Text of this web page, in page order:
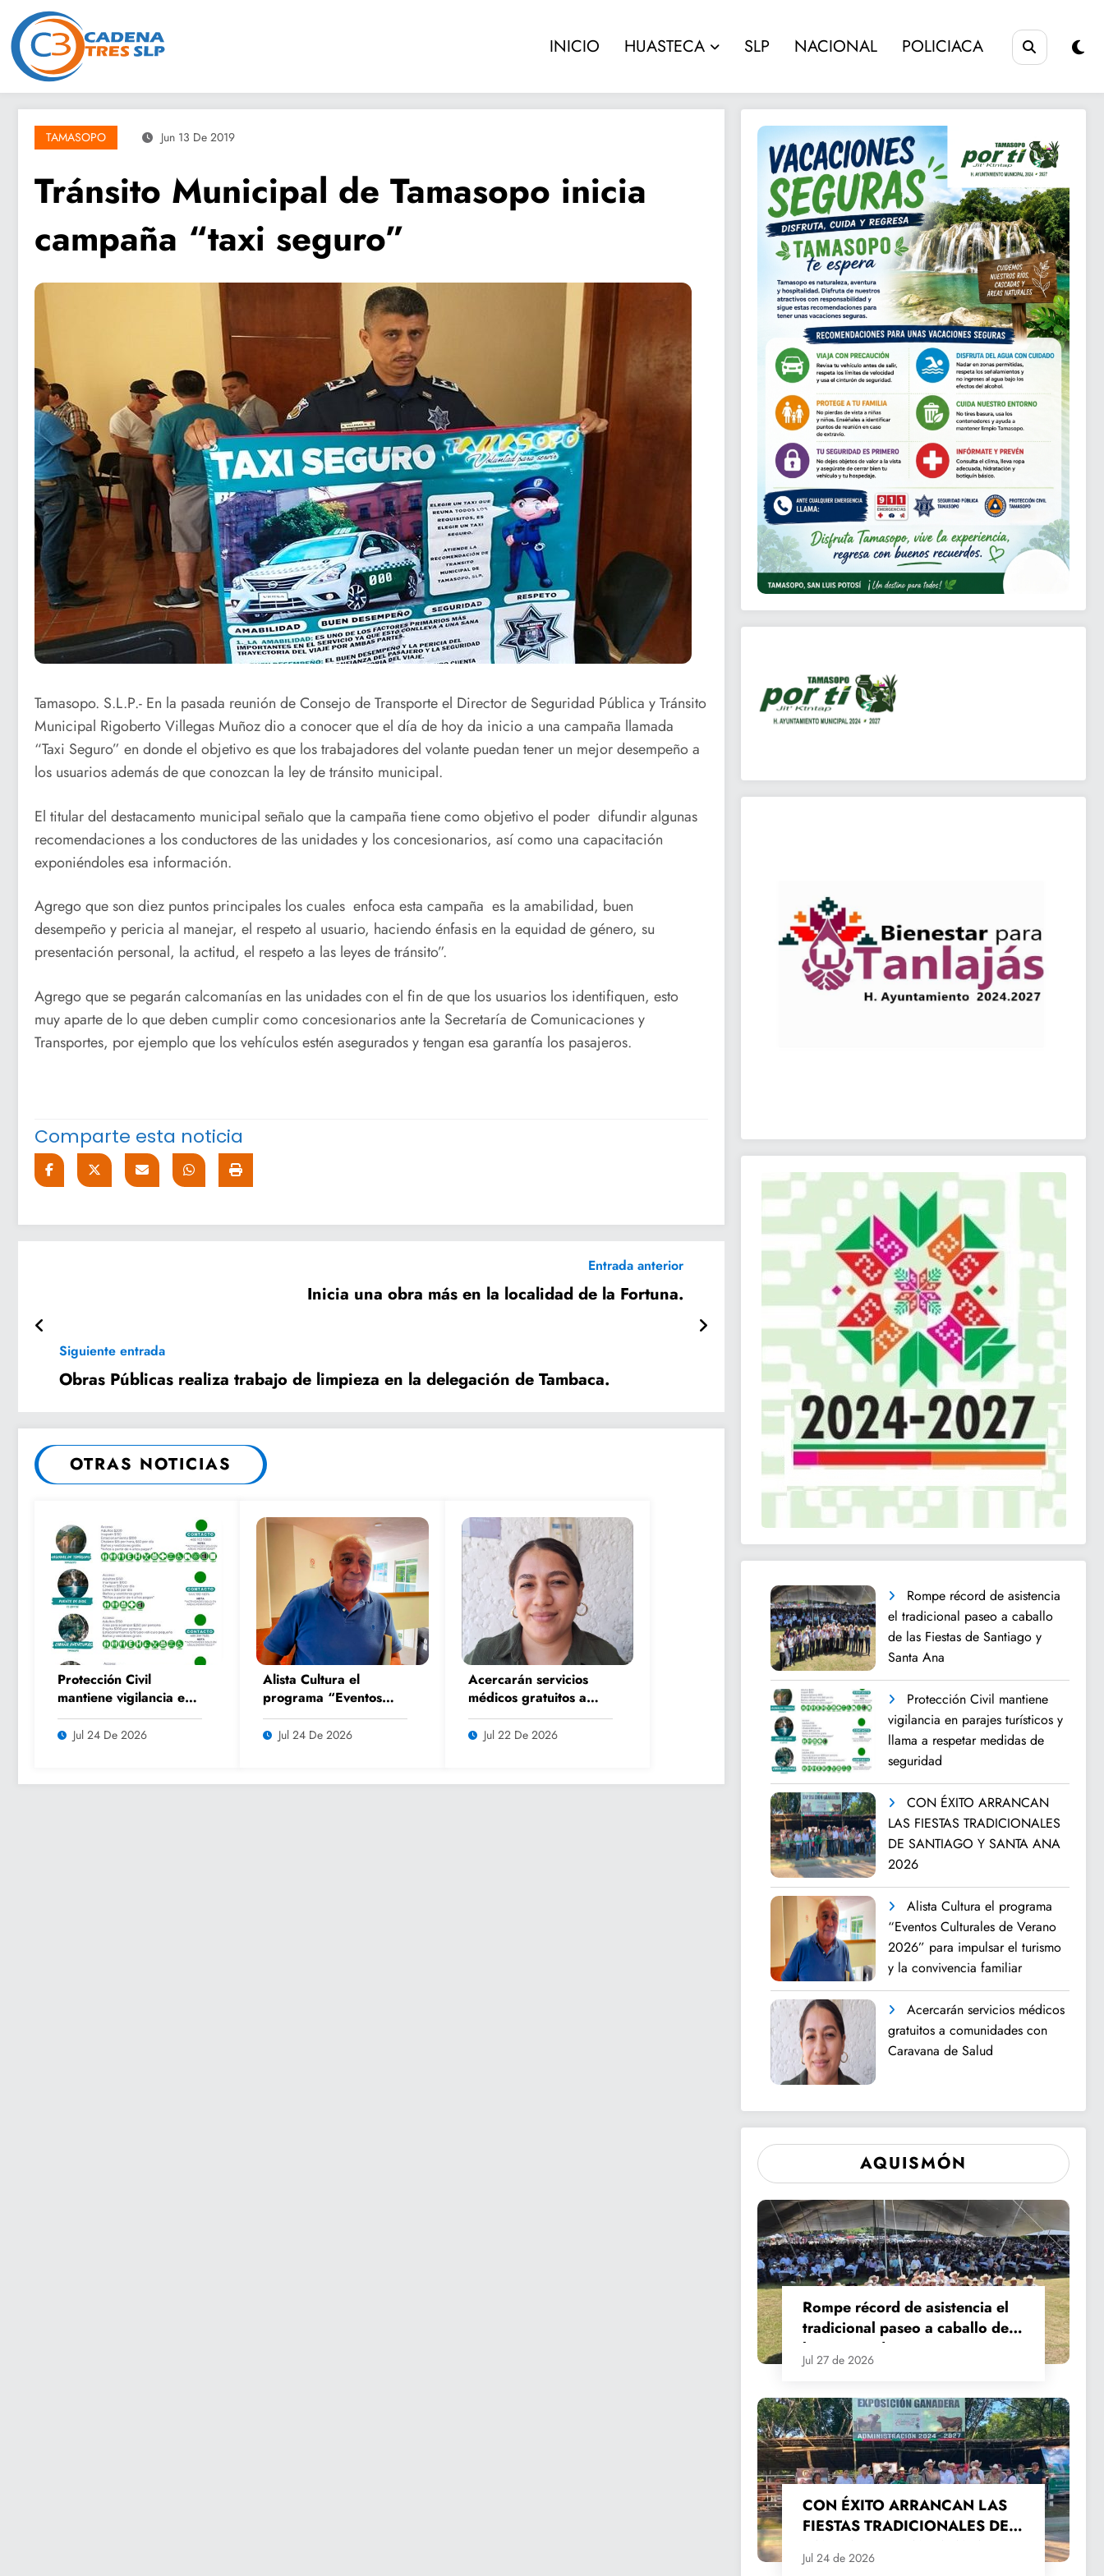
contenido
INICIO HUASTECA SLP NACIONAL POLICIACA
TAMASOPO Jun 13 De 2019
Tránsito Municipal de Tamasopo inicia
campaña “taxi seguro”
Tamasopo. S.L.P.- En la pasada reunión de Consejo de Transporte el Director de Seguridad Pública y Tránsito
Municipal Rigoberto Villegas Muñoz dio a conocer que el día de hoy da inicio a una campaña llamada
“Taxi Seguro” en donde el objetivo es que los trabajadores del volante puedan tener un mejor desempeño a
los usuarios además de que conozcan la ley de tránsito municipal.
El titular del destacamento municipal señalo que la campaña tiene como objetivo el poder difundir algunas
recomendaciones a los conductores de las unidades y los concesionarios, así como una capacitación
exponiéndoles esa información.
Agrego que son diez puntos principales los cuales enfoca esta campaña es la amabilidad, buen
desempeño y pericia al manejar, el respeto al usuario, haciendo énfasis en la equidad de género, su
presentación personal, la actitud, el respeto a las leyes de tránsito”.
Agrego que se pegarán calcomanías en las unidades con el fin de que los usuarios los identifiquen, esto
muy aparte de lo que deben cumplir como concesionarios ante la Secretaría de Comunicaciones y
Transportes, por ejemplo que los vehículos estén asegurados y tengan esa garantía los pasajeros.
Comparte esta noticia
Entrada anterior
Inicia una obra más en la localidad de la Fortuna.
Siguiente entrada
Obras Públicas realiza trabajo de limpieza en la delegación de Tambaca.
OTRAS NOTICIAS
Protección Civil
mantiene vigilancia en
parajes turísticos y
llama a respetar
Jul 24 De 2026
Alista Cultura el
programa “Eventos
Culturales de Verano
2026” para impulsar
Jul 24 De 2026
Acercarán servicios
médicos gratuitos a
comunidades con
Caravana de Salud
Jul 22 De 2026
Rompe récord de asistencia
el tradicional paseo a caballo
de las Fiestas de Santiago y
Santa Ana
Protección Civil mantiene
vigilancia en parajes turísticos y
llama a respetar medidas de
seguridad
CON ÉXITO ARRANCAN
LAS FIESTAS TRADICIONALES
DE SANTIAGO Y SANTA ANA
2026
Alista Cultura el programa
“Eventos Culturales de Verano
2026” para impulsar el turismo
y la convivencia familiar
Acercarán servicios médicos
gratuitos a comunidades con
Caravana de Salud
AQUISMÓN
Rompe récord de asistencia el
tradicional paseo a caballo de
las Fiestas de Santiago y Santa
Ana
Jul 27 de 2026
CON ÉXITO ARRANCAN LAS
FIESTAS TRADICIONALES DE
2026
Jul 24 de 2026